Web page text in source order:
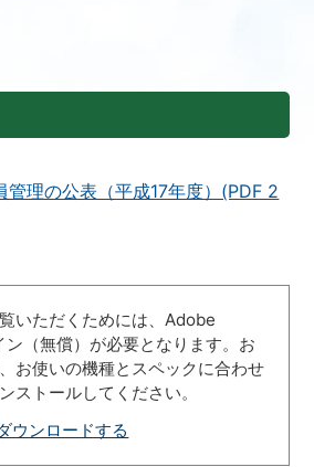
管理の公表（平成17年度）(PDF 2
いただくためには、Adobe
（無償）が必要となります。お
お使いの機種とスペックに合わせ
ストールしてください。
ウンロードする